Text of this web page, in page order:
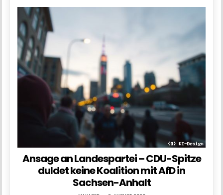
Ansage an Landespartei – CDU-Spitze
duldet keine Koalition mit AfD in
Sachsen-Anhalt